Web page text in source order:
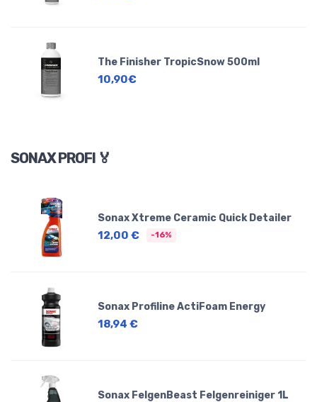
The Finisher TropicSnow 500ml
10,90€
SONAX PROFI 🏅
Sonax Xtreme Ceramic Quick Detailer
12,00 € -16%
Sonax Profiline ActiFoam Energy
18,94 €
Sonax FelgenBeast Felgenreiniger 1L